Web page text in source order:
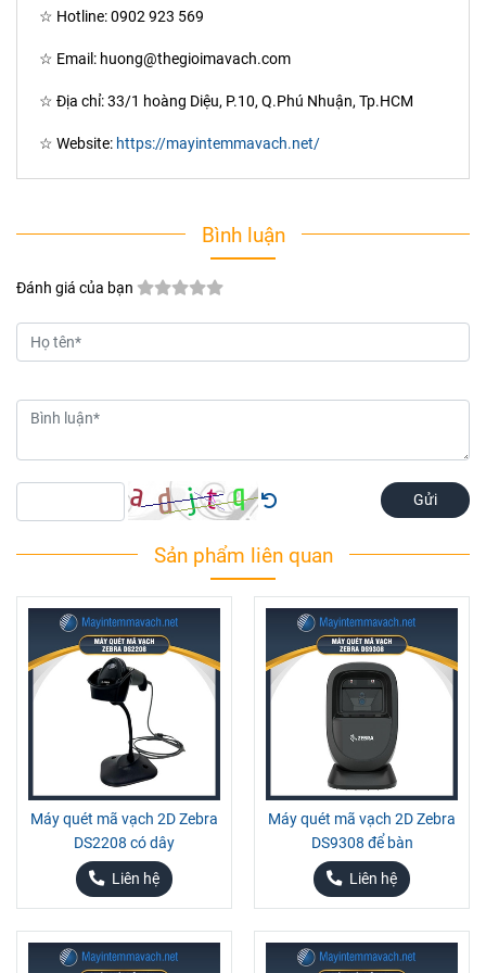
☆ Hotline: 0902 923 569
☆ Email: huong@thegioimavach.com
☆ Địa chỉ: 33/1 hoàng Diệu, P.10, Q.Phú Nhuận, Tp.HCM
☆ Website: https://mayintemmavach.net/
Bình luận
Đánh giá của bạn
Gửi
Sản phẩm liên quan
Máy quét mã vạch 2D Zebra
DS2208 có dây
Liên hệ
Máy quét mã vạch 2D Zebra
DS9308 để bàn
Liên hệ